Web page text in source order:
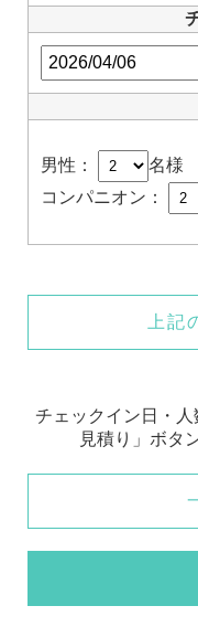
男性：
名様
コンパニオン：
上記
チェックイン日・
見積り」ボタ